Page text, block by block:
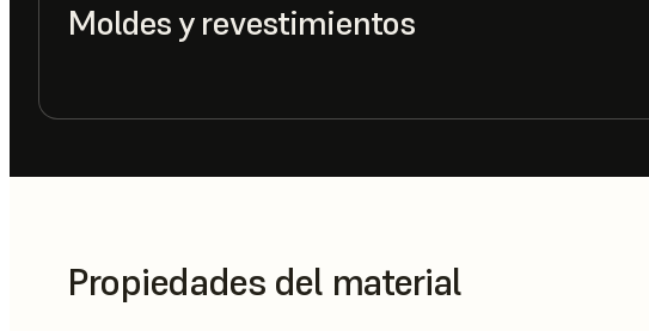
Moldes y revestimientos
Propiedades del material